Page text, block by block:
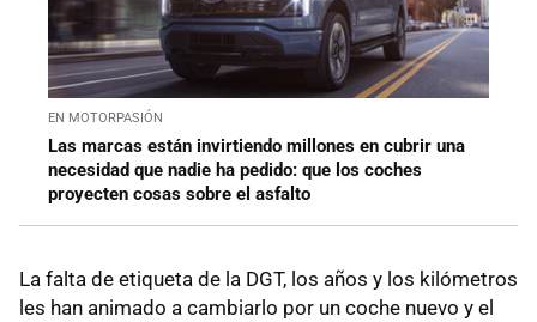
EN MOTORPASIÓN
Las marcas están invirtiendo millones en cubrir una
necesidad que nadie ha pedido: que los coches
proyecten cosas sobre el asfalto
La falta de etiqueta de la DGT, los años y los kilómetros
les han animado a cambiarlo por un coche nuevo y el